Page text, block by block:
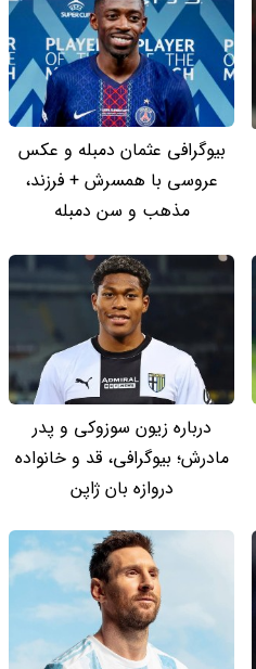
بیوگرافی عثمان دمبله و عکس
عروسی با همسرش + فرزند،
مذهب و سن دمبله
درباره زیون سوزوکی و پدر
مادرش؛ بیوگرافی، قد و خانواده
دروازه بان ژاپن